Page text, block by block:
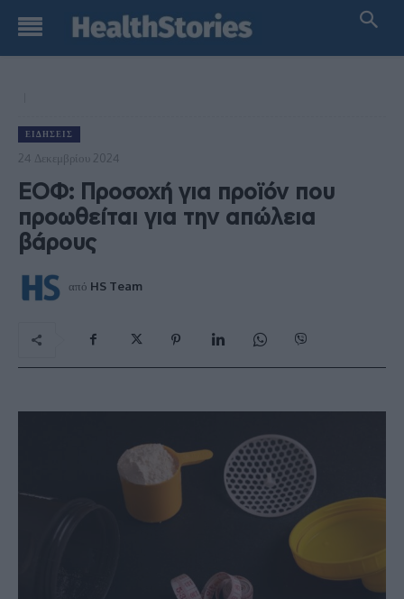
ΕΙΔΉΣΕΙΣ
24 Δεκεμβρίου 2024
ΕΟΦ: Προσοχή για προϊόν που
προωθείται για την απώλεια
βάρους
από HS Team